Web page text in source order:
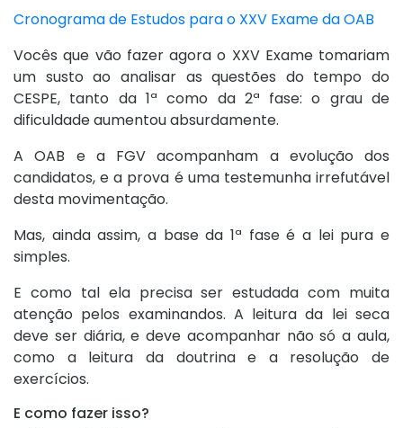
Cronograma de Estudos para o XXV Exame da OAB
Vocês que vão fazer agora o XXV Exame tomariam
um susto ao analisar as questões do tempo do
CESPE, tanto da 1ª como da 2ª fase: o grau de
dificuldade aumentou absurdamente.
A OAB e a FGV acompanham a evolução dos
candidatos, e a prova é uma testemunha irrefutável
desta movimentação.
Mas, ainda assim, a base da 1ª fase é a lei pura e
simples.
E como tal ela precisa ser estudada com muita
atenção pelos examinandos. A leitura da lei seca
deve ser diária, e deve acompanhar não só a aula,
como a leitura da doutrina e a resolução de
exercícios.
E como fazer isso?